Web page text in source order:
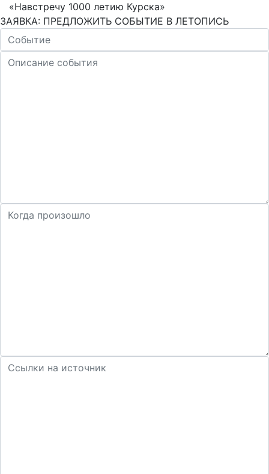
«Навстречу 1000 летию Курска»
ЗАЯВКА: ПРЕДЛОЖИТЬ СОБЫТИЕ В ЛЕТОПИСЬ